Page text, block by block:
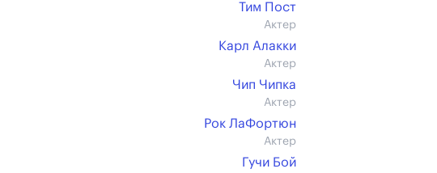
Тим Пост
Актер
Карл Алакки
Актер
Чип Чипка
Актер
Рок ЛаФортюн
Актер
Гучи Бой